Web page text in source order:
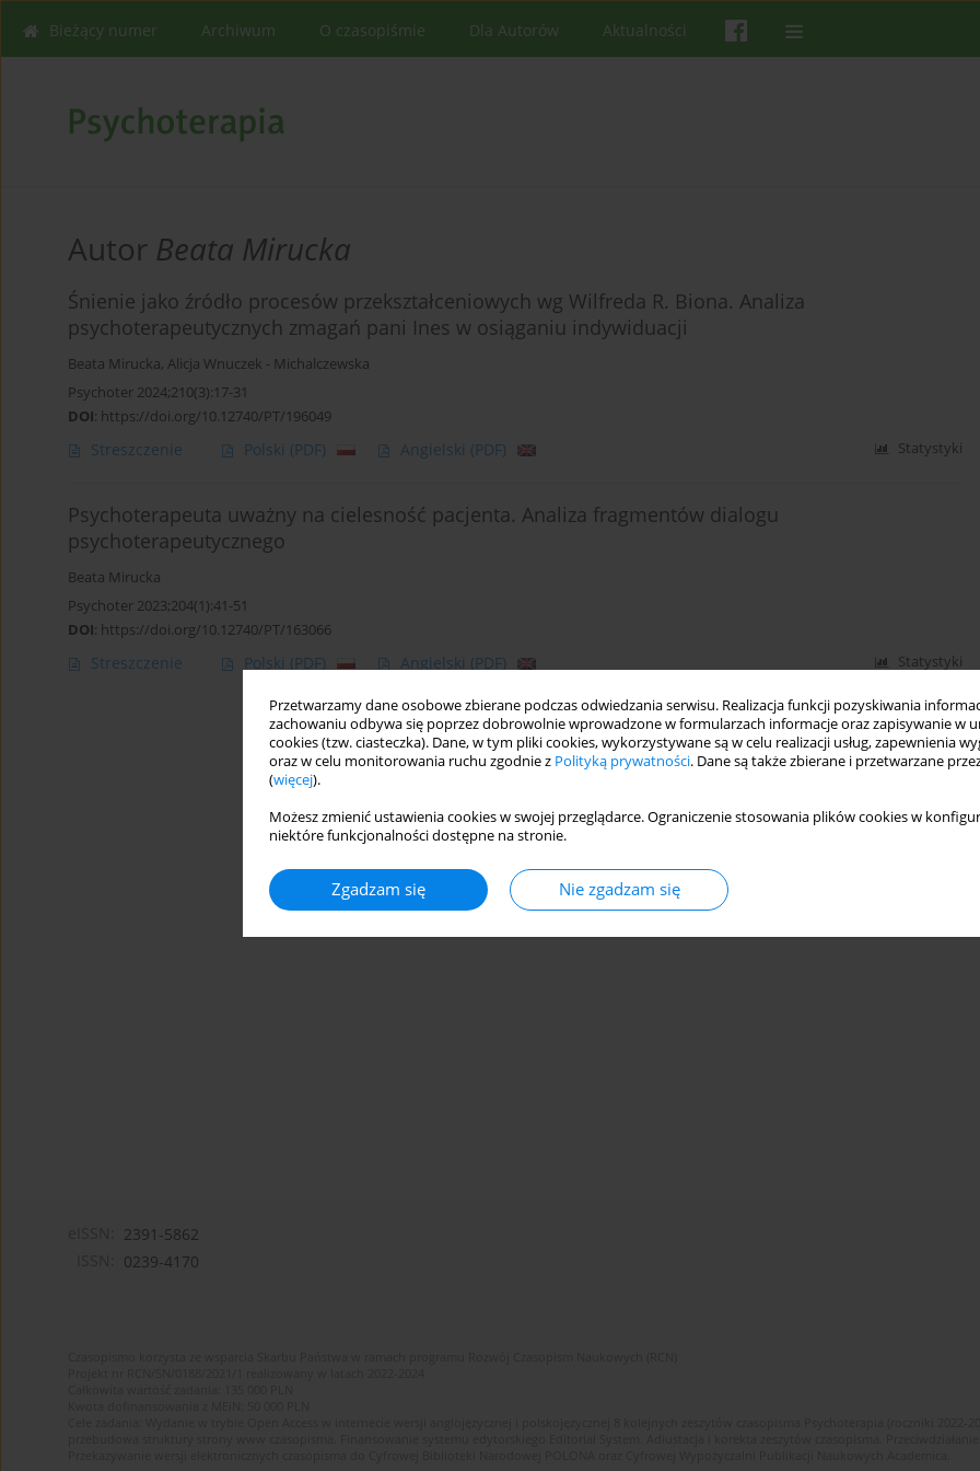
Przetwarzamy dane osobowe zbierane podczas odwiedzania serwisu. Realizacja funkcji pozyskiwania
zachowaniu odbywa się poprzez dobrowolnie wprowadzone w formularzach informacje oraz zapisywanie w
cookies (tzw. ciasteczka). Dane, w tym pliki cookies, wykorzystywane są w celu realizacji usług, zapewnienia
oraz w celu monitorowania ruchu zgodnie z Polityką prywatności. Dane są także zbierane i przetwarzane
(więcej).
Możesz zmienić ustawienia cookies w swojej przeglądarce. Ograniczenie stosowania plików cookies w
niektóre funkcjonalności dostępne na stronie.
Zgadzam się Nie zgadzam się
Bieżący numer Archiwum O czasopiśmie Dla Autorów Aktualności
Autor Beata Mirucka
Śnienie jako źródło procesów przekształceniowych wg Wilfreda R. Biona. Analiza
psychoterapeutycznych zmagań pani Ines w osiąganiu indywiduacji
Beata Mirucka, Alicja Wnuczek - Michalczewska
Psychoter 2024;210(3):17-31
DOI: https://doi.org/10.12740/PT/196049
Streszczenie Polski (PDF) Angielski (PDF) Statystyki
Psychoterapeuta uważny na cielesność pacjenta. Analiza fragmentów dialogu
psychoterapeutycznego
Beata Mirucka
Psychoter 2023;204(1):41-51
DOI: https://doi.org/10.12740/PT/163066
Streszczenie Polski (PDF) Angielski (PDF) Statystyki
2391-5862
0239-4170